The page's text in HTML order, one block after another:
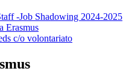
-Job Shadowing 2024-2025
Erasmus
c/o volontariato